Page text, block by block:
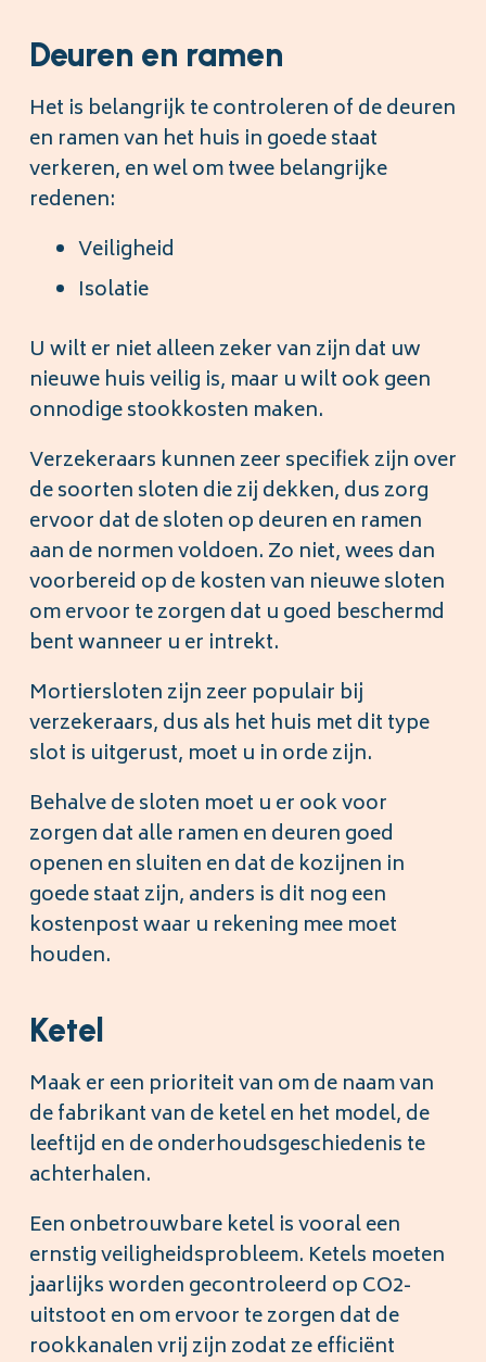
Deuren en ramen
Het is belangrijk te controleren of de deuren
en ramen van het huis in goede staat
verkeren, en wel om twee belangrijke
redenen:
Veiligheid
Isolatie
U wilt er niet alleen zeker van zijn dat uw
nieuwe huis veilig is, maar u wilt ook geen
onnodige stookkosten maken.
Verzekeraars kunnen zeer specifiek zijn over
de soorten sloten die zij dekken, dus zorg
ervoor dat de sloten op deuren en ramen
aan de normen voldoen. Zo niet, wees dan
voorbereid op de kosten van nieuwe sloten
om ervoor te zorgen dat u goed beschermd
bent wanneer u er intrekt.
Mortiersloten zijn zeer populair bij
verzekeraars, dus als het huis met dit type
slot is uitgerust, moet u in orde zijn.
Behalve de sloten moet u er ook voor
zorgen dat alle ramen en deuren goed
openen en sluiten en dat de kozijnen in
goede staat zijn, anders is dit nog een
kostenpost waar u rekening mee moet
houden.
Ketel
Maak er een prioriteit van om de naam van
de fabrikant van de ketel en het model, de
leeftijd en de onderhoudsgeschiedenis te
achterhalen.
Een onbetrouwbare ketel is vooral een
ernstig veiligheidsprobleem. Ketels moeten
jaarlijks worden gecontroleerd op CO2-
uitstoot en om ervoor te zorgen dat de
rookkanalen vrij zijn zodat ze efficiënt